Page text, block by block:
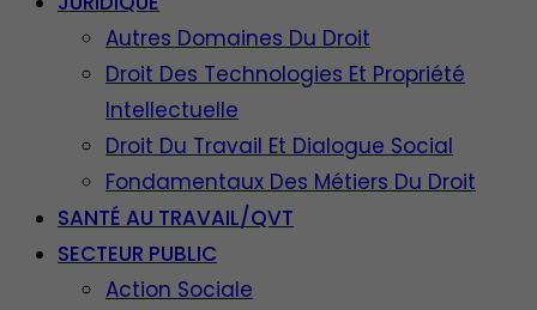
Autres Domaines Du Droit
Droit Des Technologies Et Propriété
Intellectuelle
Droit Du Travail Et Dialogue Social
Fondamentaux Des Métiers Du Droit
SANTÉ AU TRAVAIL/QVT
SECTEUR PUBLIC
Action Sociale